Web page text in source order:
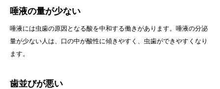
唾液の量が少ない
唾液には虫歯の原因となる酸を中和する働きがあります。唾液の分泌
量が少ない人は、口の中が酸性に傾きやすく、虫歯ができやすくなり
ます。
歯並びが悪い